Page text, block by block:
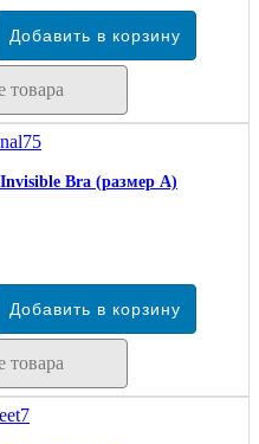
товара
Bra (размер А)
товара